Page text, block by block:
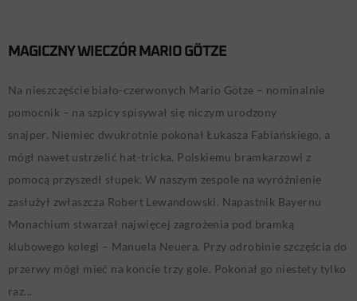
MAGICZNY WIECZÓR MARIO GÖTZE
Na nieszczęście biało-czerwonych Mario Götze – nominalnie
pomocnik – na szpicy spisywał się niczym urodzony
snajper. Niemiec dwukrotnie pokonał Łukasza Fabiańskiego, a
mógł nawet ustrzelić hat-tricka. Polskiemu bramkarzowi z
pomocą przyszedł słupek. W naszym zespole na wyróżnienie
zasłużył zwłaszcza Robert Lewandowski. Napastnik Bayernu
Monachium stwarzał najwięcej zagrożenia pod bramką
klubowego kolegi – Manuela Neuera. Przy odrobinie szczęścia do
przerwy mógł mieć na koncie trzy gole. Pokonał go niestety tylko
raz...